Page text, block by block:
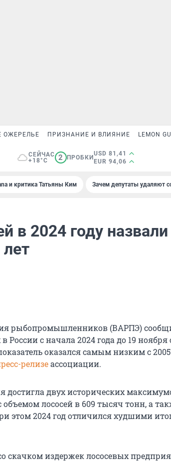
ОЖЕРЕЛЬЕ ПРИЗНАНИЕ И ВЛИЯНИЕ LEMON
СЕЙЧАС
+18°C
2 ПРОБКИ
USD 81,41
EUR 94,06
и критика Татьяны Ким Зачем депутаты удаляют
в 2024 году назвали
рыбопромышленников (ВАРПЭ)
России с начала 2024 года до 19 ноября
оказался самым низким с
релизеассоциации.
двух исторических
объемом лососей в 609 тысяч тонн, а
этом 2024 год отличился худшими
скачком издержек лососевых